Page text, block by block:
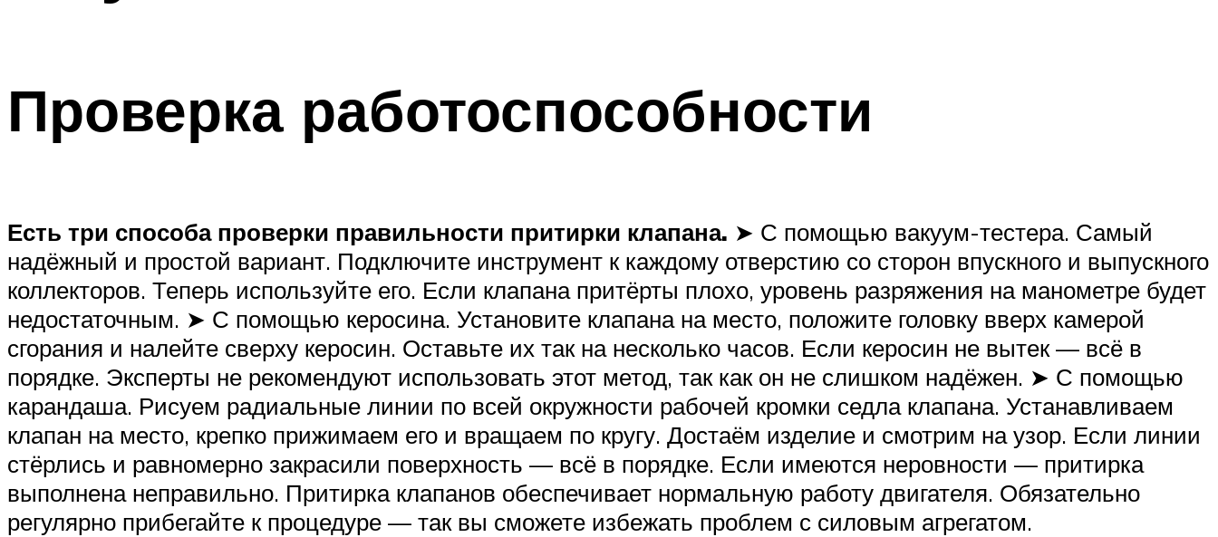
Проверка работоспособности
Есть три способа проверки правильности притирки клапана. ➤ С помощью вакуум-тестера. Самый
надёжный и простой вариант. Подключите инструмент к каждому отверстию со сторон впускного и выпускного
коллекторов. Теперь используйте его. Если клапана притёрты плохо, уровень разряжения на манометре будет
недостаточным. ➤ С помощью керосина. Установите клапана на место, положите головку вверх камерой
сгорания и налейте сверху керосин. Оставьте их так на несколько часов. Если керосин не вытек — всё в
порядке. Эксперты не рекомендуют использовать этот метод, так как он не слишком надёжен. ➤ С помощью
карандаша. Рисуем радиальные линии по всей окружности рабочей кромки седла клапана. Устанавливаем
клапан на место, крепко прижимаем его и вращаем по кругу. Достаём изделие и смотрим на узор. Если линии
стёрлись и равномерно закрасили поверхность — всё в порядке. Если имеются неровности — притирка
выполнена неправильно. Притирка клапанов обеспечивает нормальную работу двигателя. Обязательно
регулярно прибегайте к процедуре — так вы сможете избежать проблем с силовым агрегатом.